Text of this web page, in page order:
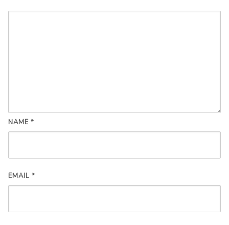
NAME *
EMAIL *